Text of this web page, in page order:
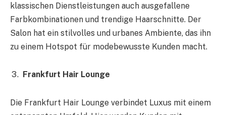
klassischen Dienstleistungen auch ausgefallene
Farbkombinationen und trendige Haarschnitte. Der
Salon hat ein stilvolles und urbanes Ambiente, das ihn
zu einem Hotspot für modebewusste Kunden macht.
Frankfurt Hair Lounge
Die Frankfurt Hair Lounge verbindet Luxus mit einem